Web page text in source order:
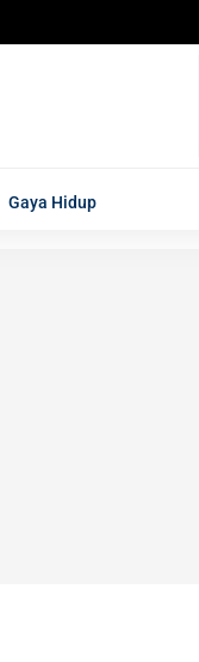
Gaya Hidup